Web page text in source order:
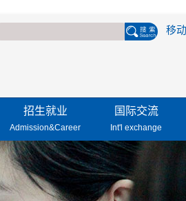
移
招生就业
Admission&Career
国际交流
Int'l exchange